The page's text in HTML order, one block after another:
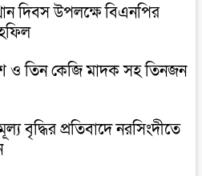
দিবস উপলক্ষে বিএনপির
ও তিন কেজি মাদক সহ তিনজন
বৃদ্ধির প্রতিবাদে নরসিংদীতে